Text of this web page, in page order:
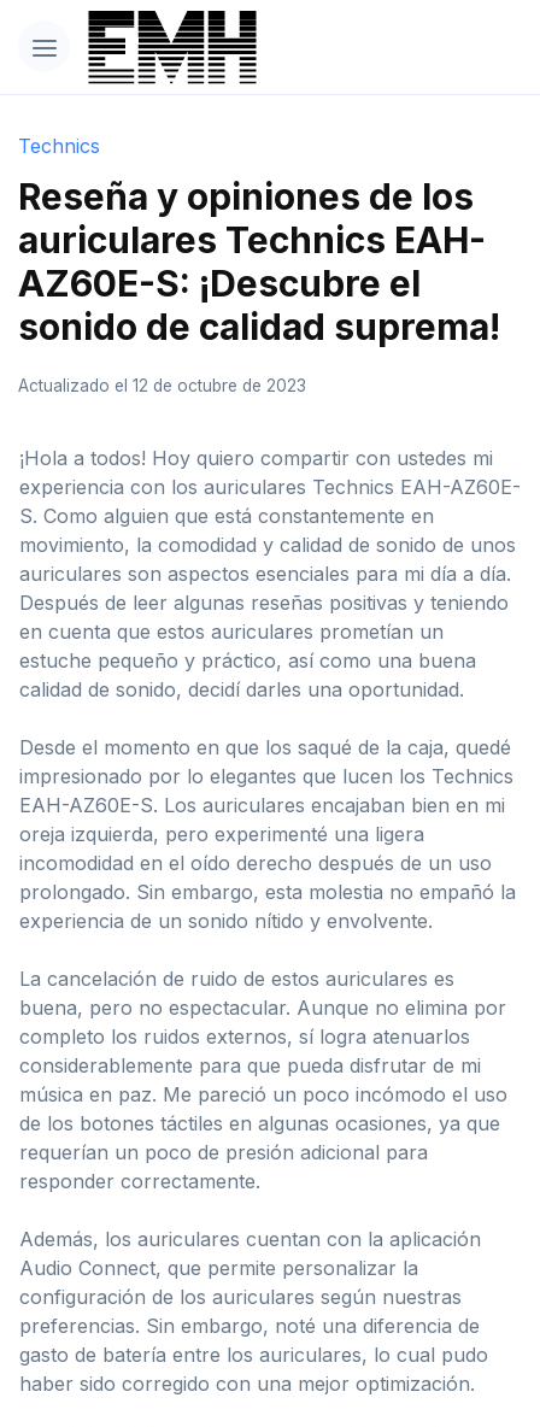
Technics
Reseña y opiniones de los
auriculares Technics EAH-
AZ60E-S: ¡Descubre el
sonido de calidad suprema!
Actualizado el 12 de octubre de 2023
¡Hola a todos! Hoy quiero compartir con ustedes mi
experiencia con los auriculares Technics EAH-AZ60E-
S. Como alguien que está constantemente en
movimiento, la comodidad y calidad de sonido de unos
auriculares son aspectos esenciales para mi día a día.
Después de leer algunas reseñas positivas y teniendo
en cuenta que estos auriculares prometían un
estuche pequeño y práctico, así como una buena
calidad de sonido, decidí darles una oportunidad.
Desde el momento en que los saqué de la caja, quedé
impresionado por lo elegantes que lucen los Technics
EAH-AZ60E-S. Los auriculares encajaban bien en mi
oreja izquierda, pero experimenté una ligera
incomodidad en el oído derecho después de un uso
prolongado. Sin embargo, esta molestia no empañó la
experiencia de un sonido nítido y envolvente.
La cancelación de ruido de estos auriculares es
buena, pero no espectacular. Aunque no elimina por
completo los ruidos externos, sí logra atenuarlos
considerablemente para que pueda disfrutar de mi
música en paz. Me pareció un poco incómodo el uso
de los botones táctiles en algunas ocasiones, ya que
requerían un poco de presión adicional para
responder correctamente.
Además, los auriculares cuentan con la aplicación
Audio Connect, que permite personalizar la
configuración de los auriculares según nuestras
preferencias. Sin embargo, noté una diferencia de
gasto de batería entre los auriculares, lo cual pudo
haber sido corregido con una mejor optimización.